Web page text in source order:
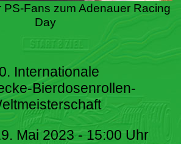
PS-Fans zum Adenauer Racing
Day
Internationale
Bierdosenrollen-
Mai 2023 - 15:00 Uhr